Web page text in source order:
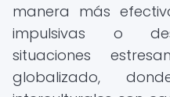
manera más
impulsivas o
situaciones
globalizado,